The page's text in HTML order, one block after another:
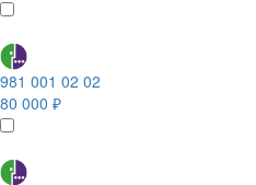
981 001 02 02
80 000 ₽